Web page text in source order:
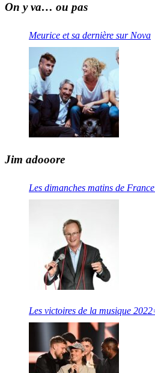
On y va… ou pas
Meurice et sa dernière sur Nova
Jim adooore
Les dimanches matins de
Les victoires de la musique